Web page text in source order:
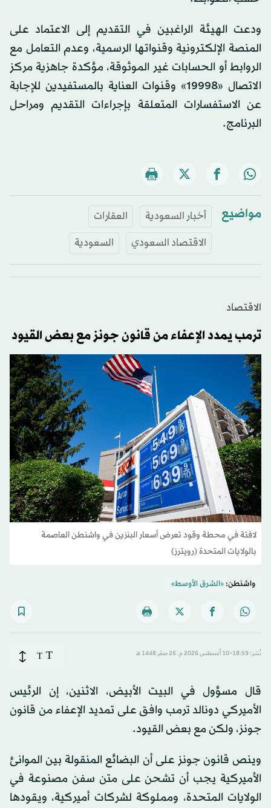
ودعت الهيئة الراغبين في التقديم إلى الاعتماد على
المنصة الإلكترونية وقنواتها الرسمية، وعدم التعامل مع
الروابط أو الحسابات غير الموثوقة، مؤكدة جاهزية مركز
الاتصال «19998» وقنوات العناية بالمستفيدين للإجابة
عن الاستفسارات المتعلقة بإجراءات التقديم ومراحل
البرنامج.
مواضيع أخبار السعودية
العقارات
الاقتصاد السعودي
السعودية
الاقتصاد
ترمب يمدد الإعفاء من قانون جونز مع بعض القيود
لافتة في محطة وقود تعرض أسعار البنزين في واشنطن العاصمة
بالولايات المتحدة (رويترز)
واشنطن:«الشرق الأوسط»
نُشر: 18:59-10 أغسطس 2026 م ـ 26 صفَر 1448 هـ T
T
قال مسؤول في البيت الأبيض، الاثنين، إن الرئيس
الأميركي دونالد ترمب وافق على تمديد الإعفاء من قانون
جونز، ولكن مع بعض القيود.
وينص قانون جونز على أن البضائع المنقولة بين الموانئ
الأميركية يجب أن تشحن على متن سفن مصنوعة في
الولايات المتحدة، ومملوكة لشركات أميركية، ويقودها